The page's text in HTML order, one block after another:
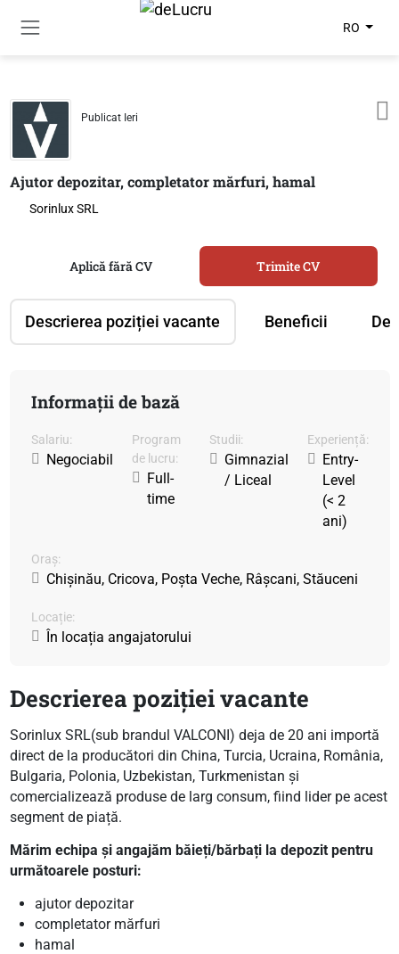
RO
Publicat Ieri
Ajutor depozitar, completator mărfuri, hamal
Sorinlux SRL
Descrierea poziției vacante Beneficii
Aplică fără CV Trimite CV
Informații de bază
Salariu:
Negociabil
Program
de lucru:
Full-
time
Studii:
Gimnazial
/ Liceal
Experiență:
Entry-
Level
(< 2
ani)
Oraș:
Chișinău, Cricova, Poșta Veche, Râșcani, Stăuceni
Locație:
În locația angajatorului
Descrierea poziției vacante
Sorinlux SRL(sub brandul VALCONI) deja de 20 ani importă
direct de la producători din China, Turcia, Ucraina, România,
Bulgaria, Polonia, Uzbekistan, Turkmenistan și
comercializează produse de larg consum, fiind lider pe acest
segment de piață.
Mărim echipa și angajăm băieți/bărbați la depozit pentru
următoarele posturi:
ajutor depozitar
completator mărfuri
hamal